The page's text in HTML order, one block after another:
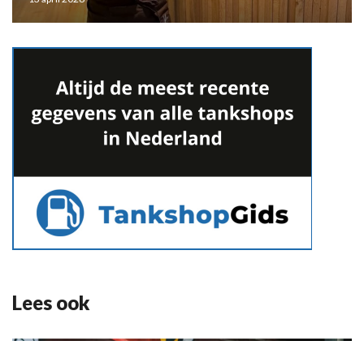
Lees ook